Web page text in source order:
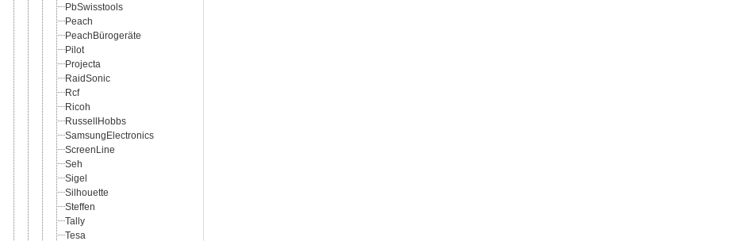
PbSwisstools
Peach
PeachBürogeräte
Pilot
Projecta
RaidSonic
Rcf
Ricoh
RussellHobbs
SamsungElectronics
ScreenLine
Seh
Sigel
Silhouette
Steffen
Tally
Tesa